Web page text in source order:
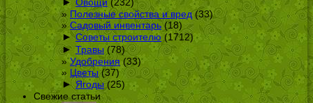
Овощи(232)
Полезные свойства и вред(33)
Садовый инвентарь(18)
► Советы строителю (1712)
► Травы (78)
Удобрения(33)
Цветы(37)
► Ягоды(25)
Свежие статьи